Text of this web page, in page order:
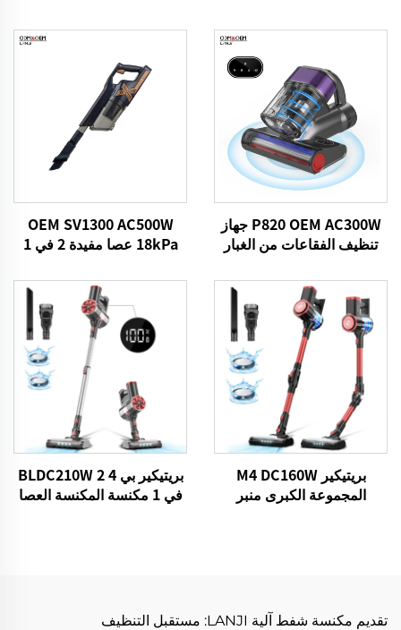
P820 OEM AC300W جهاز
تنظيف الفقاعات من الغبار
OEM SV1300 AC500W
18kPa عصا مفيدة 2 في 1
بريتيكير M4 DC160W
المجموعة الكبرى منبر
بريتيكير بي 4 BLDC210W 2
في 1 مكنسة المكنسة العصا
تقديم مكنسة شفط آلية LANJI: مستقبل التنظيف